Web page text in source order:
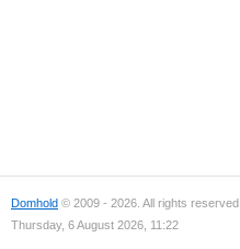
Domhold © 2009 - 2026. All rights reserved.
Thursday, 6 August 2026, 11:22